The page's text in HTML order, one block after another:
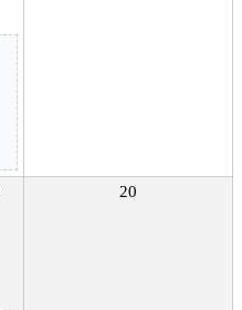
20